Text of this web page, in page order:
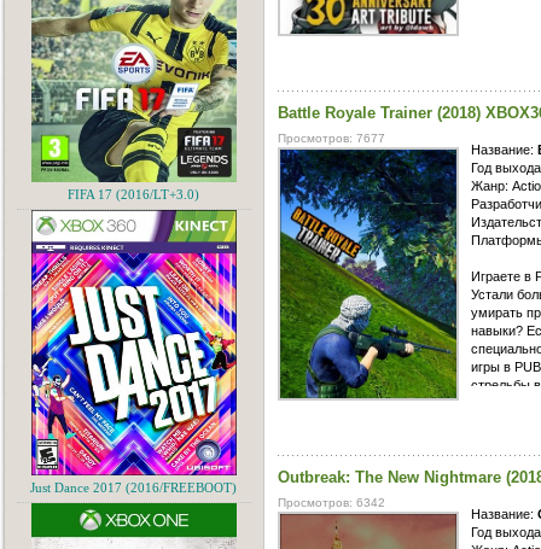
Battle Royale Trainer (2018)
Просмотров: 7677
Название:
Год
Жанр:
Играете в
Устали
умирать
навыки?
игры в
стрельбы
Outbreak: The New Nightmare
Просмотров: 6342
Название:
Год
FIFA 17 (2016/LT+3.0)
Just Dance 2017 (2016/FREEBOOT)